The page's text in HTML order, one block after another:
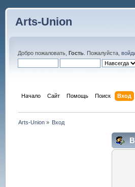
Arts-Union
Добро пожаловать, Гость. Пожалуйста,
Начало Сайт Помощь Поиск Вход
Arts-Union » Вход